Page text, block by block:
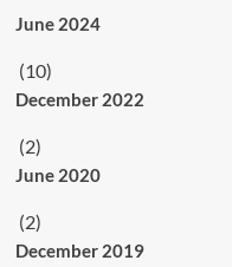
June 2024
(10)
December 2022
(2)
June 2020
(2)
December 2019